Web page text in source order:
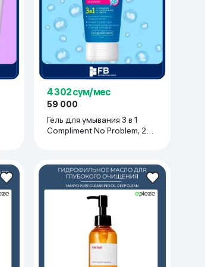
4 302 сум/мес
59 000
Гель для умывания 3 в 1
Compliment No Problem, 200